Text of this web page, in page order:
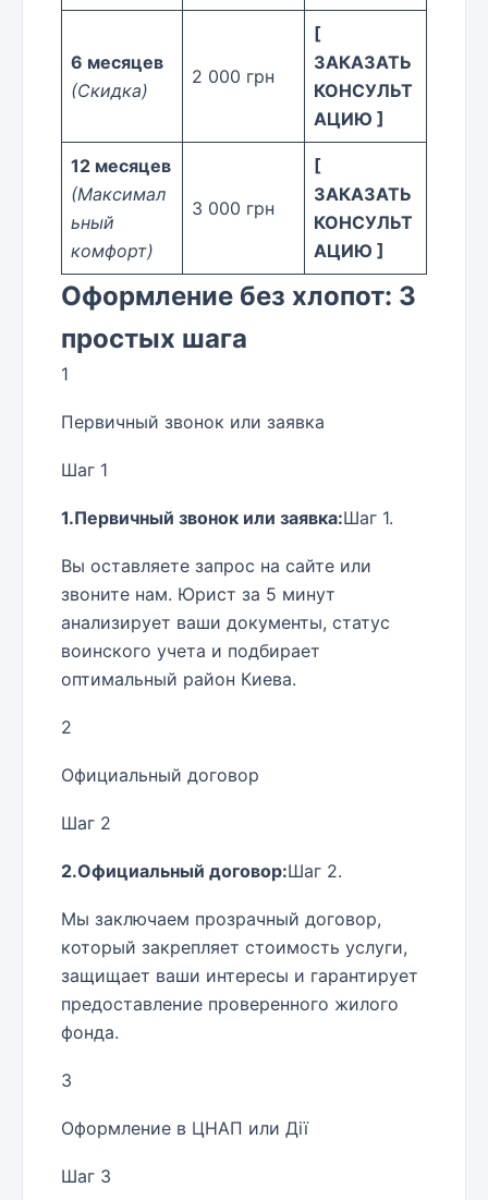
6 месяцев
(Скидка)
2 000 грн
[
ЗАКАЗАТЬ
КОНСУЛЬТ
АЦИЮ ]
12 месяцев
(Максимал
ьный
комфорт)
3 000 грн
[
ЗАКАЗАТЬ
КОНСУЛЬТ
АЦИЮ ]
Оформление без хлопот: 3
простых шага
1
Первичный звонок или заявка
Шаг 1
1.Первичный звонок или заявка:Шаг 1.
Вы оставляете запрос на сайте или
звоните нам. Юрист за 5 минут
анализирует ваши документы, статус
воинского учета и подбирает
оптимальный район Киева.
2
Официальный договор
Шаг 2
2.Официальный договор:Шаг 2.
Мы заключаем прозрачный договор,
который закрепляет стоимость услуги,
защищает ваши интересы и гарантирует
предоставление проверенного жилого
фонда.
3
Оформление в ЦНАП или Дії
Шаг 3